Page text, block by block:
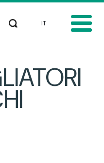
al contenuto principale
Cerca Select your